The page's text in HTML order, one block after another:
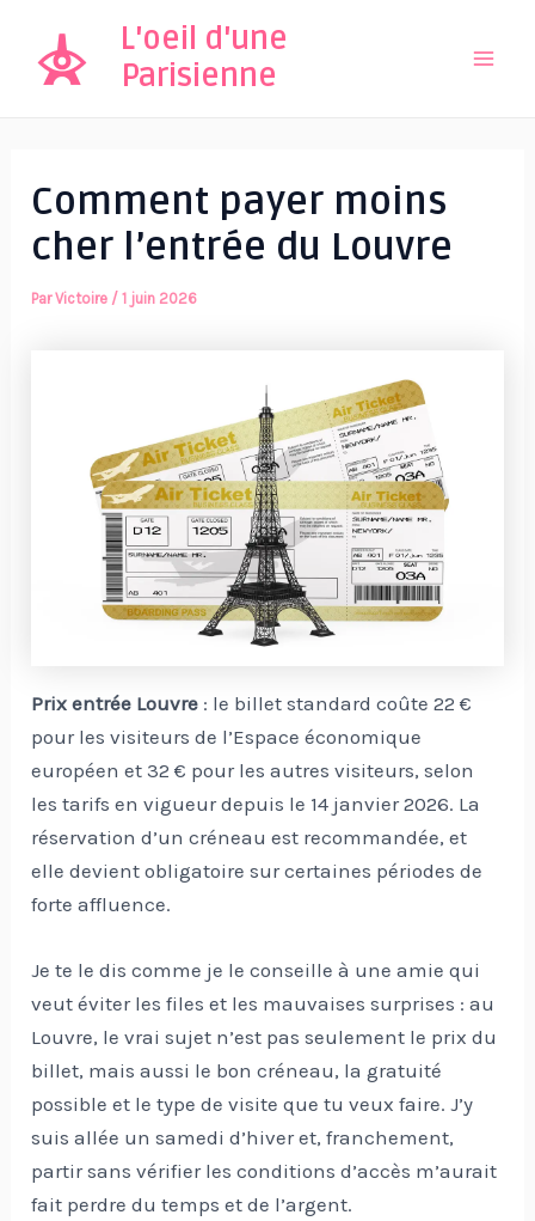
contenu
L'oeil d'une
Parisienne
Comment payer moins
cher l’entrée du Louvre
ParVictoire /1 juin 2026
Prix entrée Louvre : le billet standard coûte 22 €
pour les visiteurs de l’Espace économique
européen et 32 € pour les autres visiteurs, selon
les tarifs en vigueur depuis le 14 janvier 2026. La
réservation d’un créneau est recommandée, et
elle devient obligatoire sur certaines périodes de
forte affluence.
Je te le dis comme je le conseille à une amie qui
veut éviter les files et les mauvaises surprises : au
Louvre, le vrai sujet n’est pas seulement le prix du
billet, mais aussi le bon créneau, la gratuité
possible et le type de visite que tu veux faire. J’y
suis allée un samedi d’hiver et, franchement,
partir sans vérifier les conditions d’accès m’aurait
fait perdre du temps et de l’argent.